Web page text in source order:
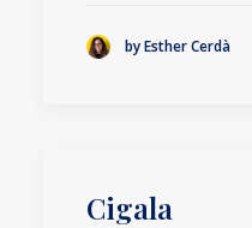
by Esther Cerdà
Cigala